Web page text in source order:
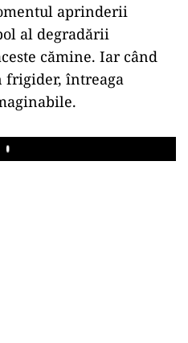
aprinderii
al degradării
cămine. Iar când
frigider, întreaga
Play